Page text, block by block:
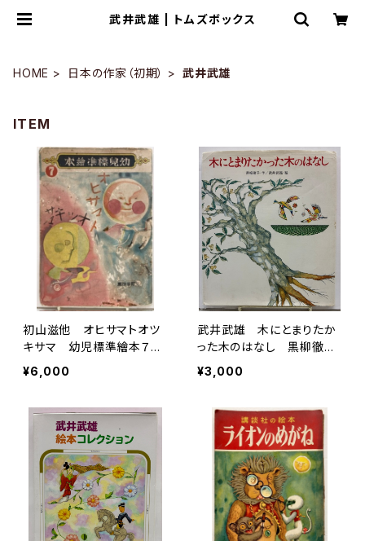
武井武雄 | トムズボックス
HOME 日本の作家（初期） 武井武雄
ITEM
初山滋他 オヒサマトオツ
キサマ 幼児標準繪本７
昭和15年初版の16年47刷
（1941） 編輯者 武井武
¥6,000
武井武雄 木にとまりたか
った木のはなし 黒柳徹
子 1985年 初版 岩崎
書店
¥3,000